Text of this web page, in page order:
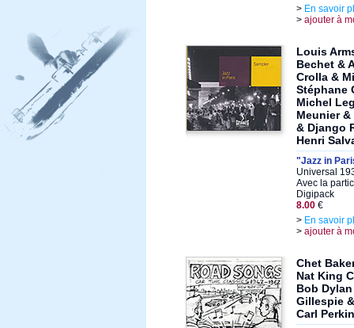
> En savoir
> ajouter à
Louis
Bechet &
Crolla &
Stéphane
Michel
Meunier
& Django
Henri
"Jazz in
Universal
Avec la
Digipack
8.00 €
> En savoir
> ajouter à
Chet
Nat King
Bob
Gillespie
Carl